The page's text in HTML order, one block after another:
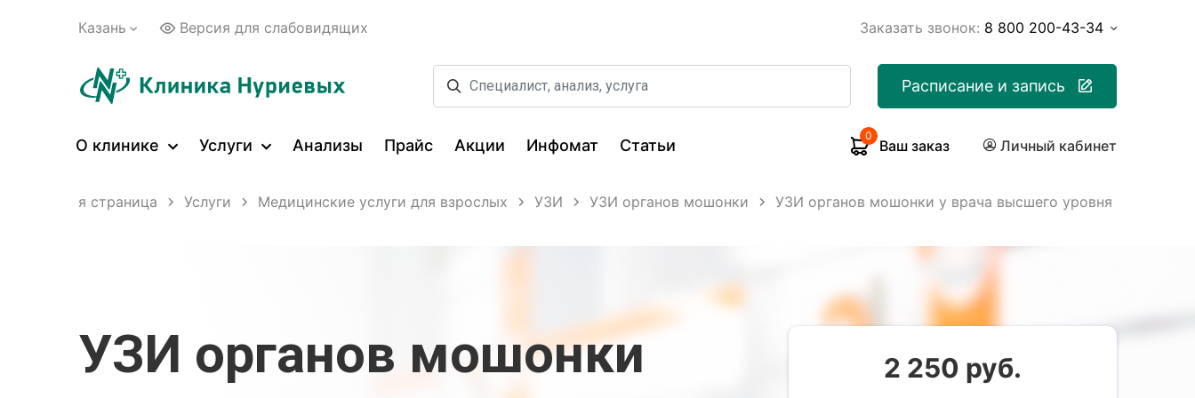
Казань Версия для слабовидящих Заказать звонок: 8 800 200-43-34
Расписание и запись
О клинике Услуги Анализы Прайс Акции Инфомат Статьи
0
Ваш заказ Личный кабинет
Главная страница Услуги Медицинские услуги для взрослых УЗИ УЗИ органов мошонки УЗИ органов мошонки у врача высшего уровня
УЗИ органов мошонки
2 250 руб.